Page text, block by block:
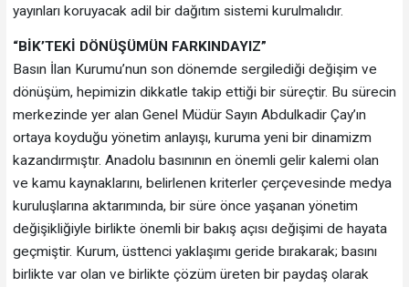
yayınları koruyacak adil bir dağıtım sistemi kurulmalıdır.
“BİK’TEKİ DÖNÜŞÜMÜN FARKINDAYIZ”
Basın İlan Kurumu’nun son dönemde sergilediği değişim ve
dönüşüm, hepimizin dikkatle takip ettiği bir süreçtir. Bu sürecin
merkezinde yer alan Genel Müdür Sayın Abdulkadir Çay’ın
ortaya koyduğu yönetim anlayışı, kuruma yeni bir dinamizm
kazandırmıştır. Anadolu basınının en önemli gelir kalemi olan
ve kamu kaynaklarını, belirlenen kriterler çerçevesinde medya
kuruluşlarına aktarımında, bir süre önce yaşanan yönetim
değişikliğiyle birlikte önemli bir bakış açısı değişimi de hayata
geçmiştir. Kurum, üsttenci yaklaşımı geride bırakarak; basını
birlikte var olan ve birlikte çözüm üreten bir paydaş olarak